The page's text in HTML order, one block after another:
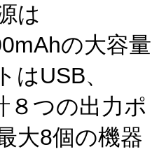
は
の大容量
はUSB、
８つの出力ポ
大8個の機器